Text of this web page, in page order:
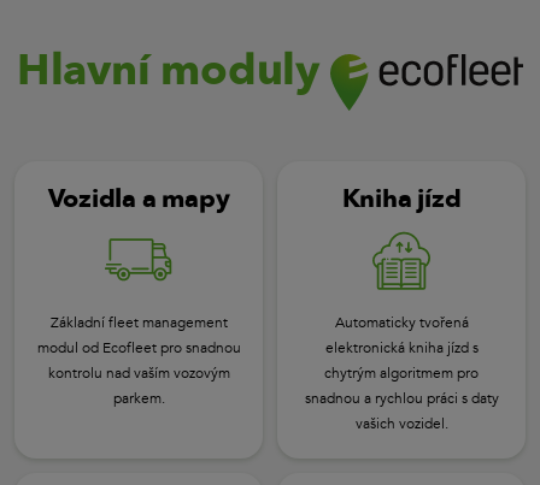
Hlavní moduly
Vozidla a mapy
Základní fleet management
modul od Ecofleet pro snadnou
kontrolu nad vaším vozovým
parkem.
Kniha jízd
Automaticky tvořená
elektronická kniha jízd s
chytrým algoritmem pro
snadnou a rychlou práci s daty
vašich vozidel.
Počet
vozidel: *
1-2 3-5 6-20 20+